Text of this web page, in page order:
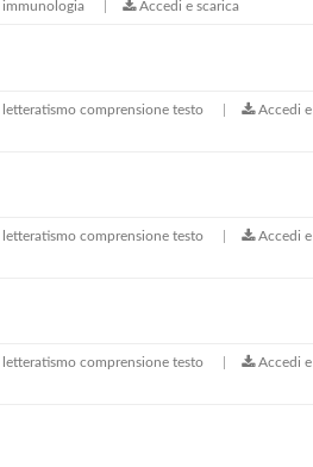
immunologia Accedi e scarica
letteratismo comprensione testo
Accedi e
letteratismo comprensione testo
Accedi e
letteratismo comprensione testo
Accedi e